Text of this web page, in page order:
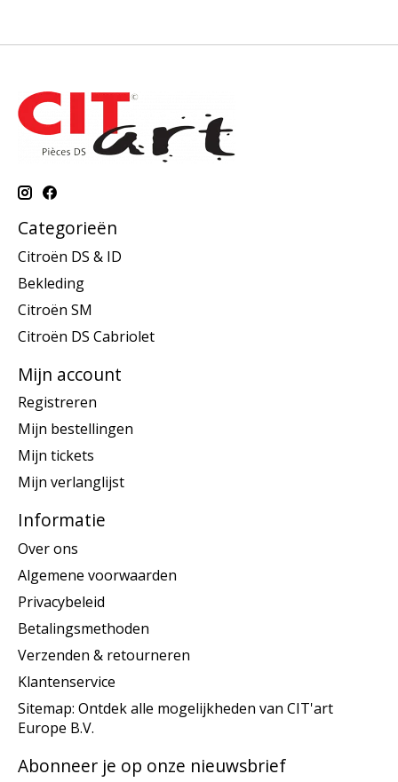
Categorieën
Citroën DS & ID
Bekleding
Citroën SM
Citroën DS Cabriolet
Mijn account
Registreren
Mijn bestellingen
Mijn tickets
Mijn verlanglijst
Informatie
Over ons
Algemene voorwaarden
Privacybeleid
Betalingsmethoden
Verzenden & retourneren
Klantenservice
Sitemap: Ontdek alle mogelijkheden van CIT'art
Europe B.V.
Abonneer je op onze nieuwsbrief